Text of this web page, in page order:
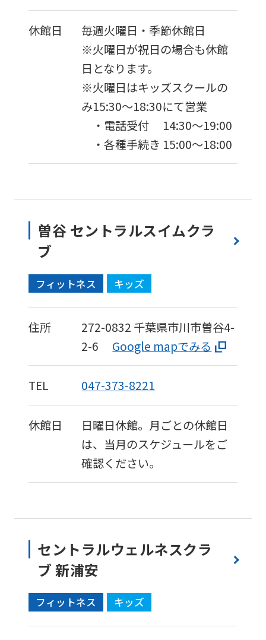
休館日
毎週火曜日・季節休館日
※火曜日が祝日の場合も休館
日となります。
※火曜日はキッズスクールの
み15:30〜18:30にて営業
・電話受付 14:30〜19:00
・各種手続き 15:00〜18:00
曽谷 セントラルスイムクラ
ブ
フィットネス キッズ
住所 272-0832 千葉県市川市曽谷4-
2-6
Google mapでみる
TEL 047-373-8221
休館日
日曜日休館。月ごとの休館日
は、当月のスケジュールをご
確認ください。
セントラルウェルネスクラ
ブ 新浦安
フィットネス キッズ